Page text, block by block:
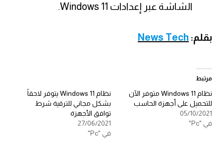
الشاشة عبر إعدادات Windows 11.
بقلم: News Tech
مرتبط
نظام Windows 11 متوفر الآن
للتحميل على أجهزة الحاسب
05/10/2021
في "Pc"
نظام Windows 11 يتوفر لاحقاً
بشكل مجاني للترقية شرط
توافق الأجهزة
27/06/2021
في "Pc"